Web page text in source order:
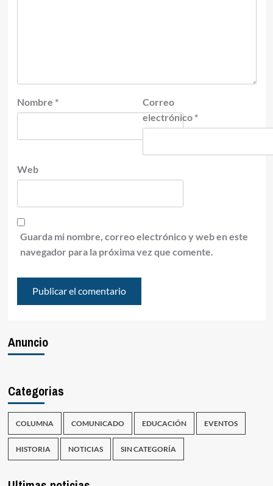
Nombre *
Correo
electrónico *
Web
Guarda mi nombre, correo electrónico y web en este
navegador para la próxima vez que comente.
Anuncio
Categorias
COLUMNA COMUNICADO EDUCACIÓN EVENTOS
HISTORIA NOTICIAS SIN CATEGORÍA